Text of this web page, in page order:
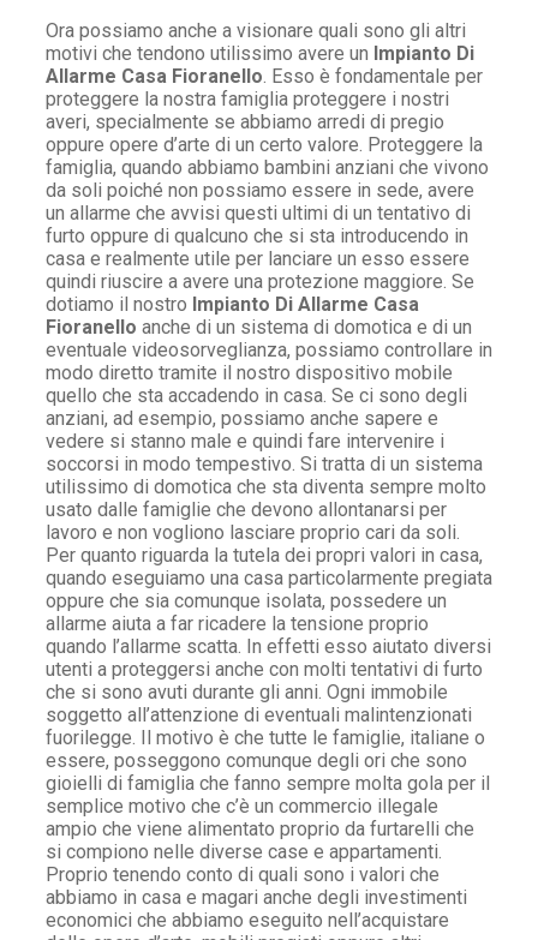
Ora possiamo anche a visionare quali sono gli altri
motivi che tendono utilissimo avere un Impianto Di
Allarme Casa Fioranello . Esso è fondamentale per
proteggere la nostra famiglia proteggere i nostri
averi, specialmente se abbiamo arredi di pregio
oppure opere d’arte di un certo valore. Proteggere la
famiglia, quando abbiamo bambini anziani che vivono
da soli poiché non possiamo essere in sede, avere
un allarme che avvisi questi ultimi di un tentativo di
furto oppure di qualcuno che si sta introducendo in
casa e realmente utile per lanciare un esso essere
quindi riuscire a avere una protezione maggiore. Se
dotiamo il nostro Impianto Di Allarme Casa
Fioranello anche di un sistema di domotica e di un
eventuale videosorveglianza, possiamo controllare in
modo diretto tramite il nostro dispositivo mobile
quello che sta accadendo in casa. Se ci sono degli
anziani, ad esempio, possiamo anche sapere e
vedere si stanno male e quindi fare intervenire i
soccorsi in modo tempestivo. Si tratta di un sistema
utilissimo di domotica che sta diventa sempre molto
usato dalle famiglie che devono allontanarsi per
lavoro e non vogliono lasciare proprio cari da soli.
Per quanto riguarda la tutela dei propri valori in casa,
quando eseguiamo una casa particolarmente pregiata
oppure che sia comunque isolata, possedere un
allarme aiuta a far ricadere la tensione proprio
quando l’allarme scatta. In effetti esso aiutato diversi
utenti a proteggersi anche con molti tentativi di furto
che si sono avuti durante gli anni. Ogni immobile
soggetto all’attenzione di eventuali malintenzionati
fuorilegge. Il motivo è che tutte le famiglie, italiane o
essere, posseggono comunque degli ori che sono
gioielli di famiglia che fanno sempre molta gola per il
semplice motivo che c’è un commercio illegale
ampio che viene alimentato proprio da furtarelli che
si compiono nelle diverse case e appartamenti.
Proprio tenendo conto di quali sono i valori che
abbiamo in casa e magari anche degli investimenti
economici che abbiamo eseguito nell’acquistare